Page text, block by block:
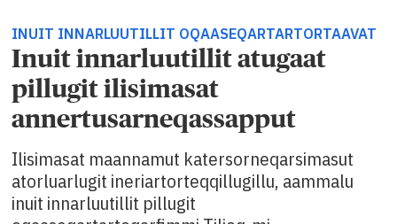
INUIT INNARLUUTILLIT OQAASEQARTARTORTAAVAT
Inuit innarluutillit atugaat
pillugit ilisimasat
annertusarneqassapput
Ilisimasat maannamut katersorneqarsimasut
atorluarlugit ineriartorteqqillugillu, aammalu
inuit innarluutillit pillugit